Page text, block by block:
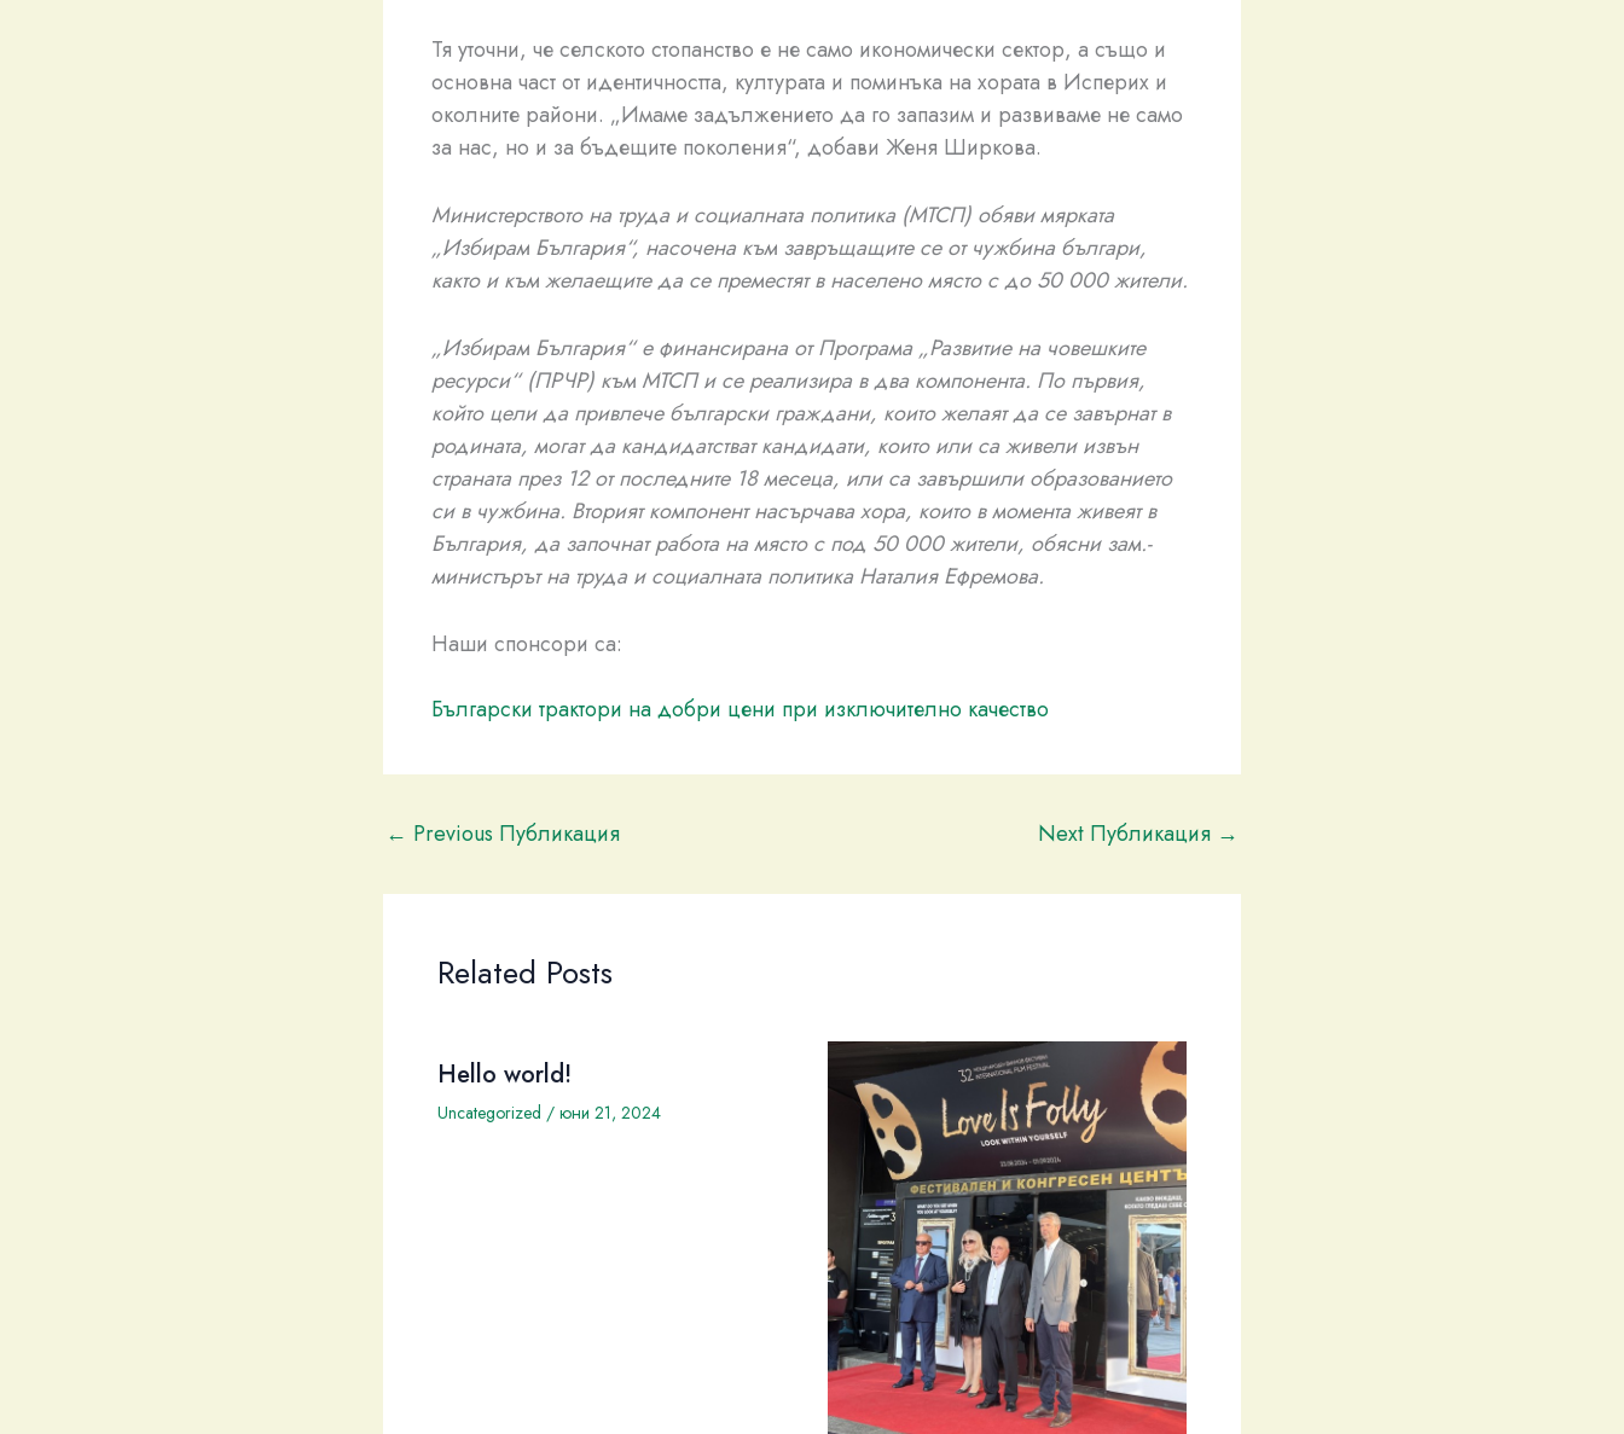
Тя уточни, че селското стопанство е не само икономически сектор, а също и
основна част от идентичността, културата и поминъка на хората в Исперих и
околните райони. „Имаме задължението да го запазим и развиваме не само
за нас, но и за бъдещите поколения“, добави Женя Ширкова.
Министерството на труда и социалната политика (МТСП) обяви мярката
„Избирам България“, насочена към завръщащите се от чужбина българи,
както и към желаещите да се преместят в населено място с до 50 000 жители.
„Избирам България“ е финансирана от Програма „Развитие на човешките
ресурси“ (ПРЧР) към МТСП и се реализира в два компонента. По първия,
който цели да привлече български граждани, които желаят да се завърнат в
родината, могат да кандидатстват кандидати, които или са живели извън
страната през 12 от последните 18 месеца, или са завършили образованието
си в чужбина. Вторият компонент насърчава хора, които в момента живеят в
България, да започнат работа на място с под 50 000 жители, обясни зам.-
министърът на труда и социалната политика Наталия Ефремова.
Наши спонсори са:
Български трактори на добри цени при изключително качество
← Previous Публикация Next Публикация →
Related Posts
Hello world!
Uncategorized / юни 21, 2024